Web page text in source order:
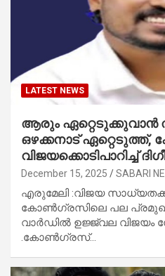
LATEST NEWS
ആരും ഏറ്റെടുക്കുവാൻ
ഒഴക്കനാട്
വിജയക്കൊടിപാറിച്ച്
December 15, 2025 SABARI
എരുമേലി :വിജയ
കോൺഗ്രസിലെ പല
വാർഡിൽ ഉജ്ജ്വല വിജയം
.കോൺഗ്രസ്…